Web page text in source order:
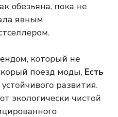
обезьяна, пока не
явным
который не
поезд моды, Есть
развития.
экологически чистой